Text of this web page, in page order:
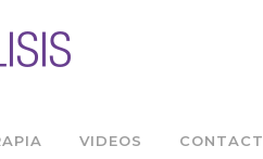
VIDEOS